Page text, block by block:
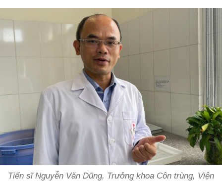
Tiến sĩ Nguyễn Văn Dũng, Trưởng khoa Côn trùng, Viện